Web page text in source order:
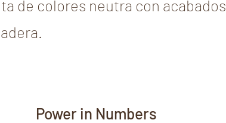
de colores neutra con acabados
Power in Numbers